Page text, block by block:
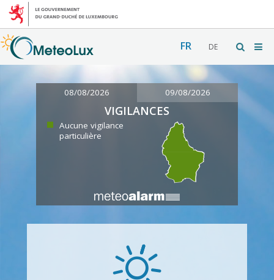
FR DE
08/08/2026 09/08/2026
VIGILANCES
Aucune vigilance
particulière